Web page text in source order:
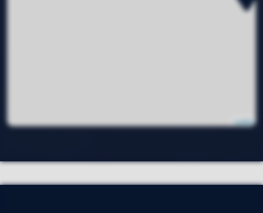
Leaflet|© OpenMapTiles© OpenStreetMap contributors